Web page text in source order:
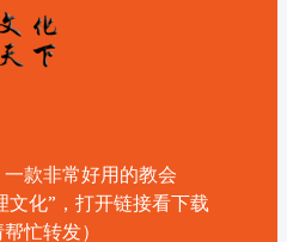
一款非常好用的教会
文化”，打开链接看下载
忙转发）